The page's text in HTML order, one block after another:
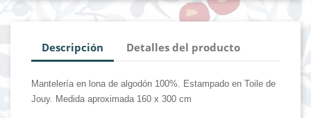
Descripción Detalles del producto
Mantelería en lona de algodón 100%. Estampado en Toile de
Jouy. Medida aproximada 160 x 300 cm